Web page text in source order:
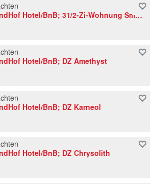
BerglandHof Hotel/BnB; 31/2-Zi-Wohnung Smaragd
Hotel/BnB; DZ Amethyst
Hotel/BnB; DZ Karneol
Hotel/BnB; DZ Chrysolith